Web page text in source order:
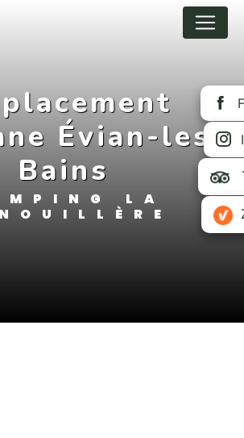
Évian-les-
Bains
LA